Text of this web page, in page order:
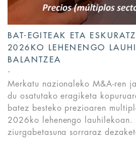
BAT-EGITEAK ETA
2026KO LEHENENGO
BALANTZEA
Merkatu nazionaleko M&A-ren
du osatutako eragiketa
batez besteko prezioaren
2026ko lehenengo lauhilekoan.
ziurgabetasuna sorraraz